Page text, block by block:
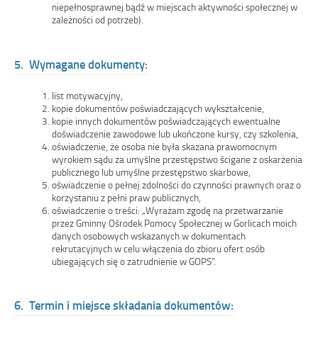
niepełnosprawnej bądź w miejscach aktywności społecznej w
zależności od potrzeb).
5. Wymagane dokumenty:
list motywacyjny,
kopie dokumentów poświadczających wykształcenie,
kopie innych dokumentów poświadczających ewentualne
doświadczenie zawodowe lub ukończone kursy, czy szkolenia,
oświadczenie, że osoba nie była skazana prawomocnym
wyrokiem sądu za umyślne przestępstwo ścigane z oskarżenia
publicznego lub umyślne przestępstwo skarbowe,
oświadczenie o pełnej zdolności do czynności prawnych oraz o
korzystaniu z pełni praw publicznych,
oświadczenie o treści: „Wyrażam zgodę na przetwarzanie
przez Gminny Ośrodek Pomocy Społecznej w Gorlicach moich
danych osobowych wskazanych w dokumentach
rekrutacyjnych w celu włączenia do zbioru ofert osób
ubiegających się o zatrudnienie w GOPS”.
6. Termin i miejsce składania dokumentów: